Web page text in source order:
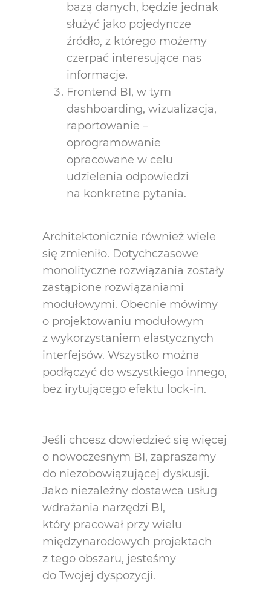
bazą danych, będzie jednak
służyć jako pojedyncze
źródło, z którego możemy
czerpać interesujące nas
informacje.
Frontend BI, w tym
dashboarding, wizualizacja,
raportowanie –
oprogramowanie
opracowane w celu
udzielenia odpowiedzi
na konkretne pytania.
Architektonicznie również wiele
się zmieniło. Dotychczasowe
monolityczne rozwiązania zostały
zastąpione rozwiązaniami
modułowymi. Obecnie mówimy
o projektowaniu modułowym
z wykorzystaniem elastycznych
interfejsów. Wszystko można
podłączyć do wszystkiego innego,
bez irytującego efektu lock-in.
Jeśli chcesz dowiedzieć się więcej
o nowoczesnym BI, zapraszamy
do niezobowiązującej dyskusji.
Jako niezależny dostawca usług
wdrażania narzędzi BI,
który pracował przy wielu
międzynarodowych projektach
z tego obszaru, jesteśmy
do Twojej dyspozycji.